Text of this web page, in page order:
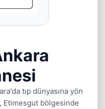
tıp dünyasına yön
Etimesgut bölgesinde